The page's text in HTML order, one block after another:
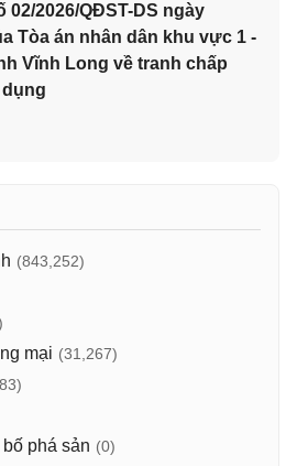
02/2026/QĐST-DS ngày
Tòa án nhân dân khu vực 1 -
Vĩnh Long về tranh chấp
(843,252)
mại (31,267)
phá sản (0)